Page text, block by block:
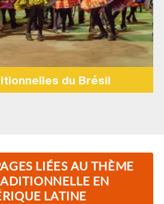
du Brésil
LIÉES AU THÈME
EN
LATINE